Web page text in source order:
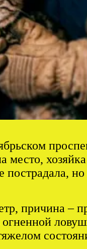
но
причина –